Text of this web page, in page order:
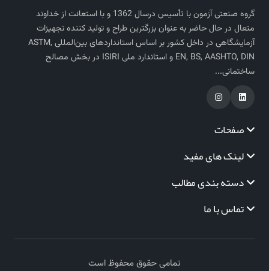
گروه صنعتی آزمون با تأسیس درسال 1362 و با استعانت از خداوند
متعال در حال حاضر به عنوان بزرگترین طراح و تولید کننده تجهیزات
آزمایشگاهی در داخل کشور بر اساس استاندارد‌های بین‌المللی ASTM,
EN, BS, AASHTO, DIN و استاندارد ملی ISIRI در بخش مصالح
ساختمانی...
صفحات
لینک های مفید
دسته بندی مطالب
تماس با ما
تمامی حقوق محفوظ است